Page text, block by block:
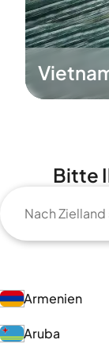
Bitte
Armenien
Aruba